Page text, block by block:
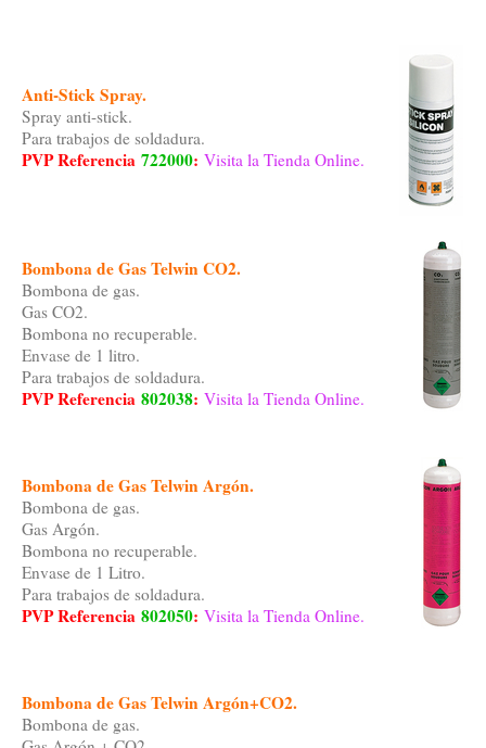
Anti-Stick Spray.
Spray anti-stick.
Para trabajos de soldadura.
PVP Referencia 722000: Visita la Tienda Online.
Bombona de Gas Telwin CO2.
Bombona de gas.
Gas CO2.
Bombona no recuperable.
Envase de 1 litro.
Para trabajos de soldadura.
PVP Referencia 802038: Visita la Tienda Online.
Bombona de Gas Telwin Argón.
Bombona de gas.
Gas Argón.
Bombona no recuperable.
Envase de 1 Litro.
Para trabajos de soldadura.
PVP Referencia 802050: Visita la Tienda Online.
Bombona de Gas Telwin Argón+CO2.
Bombona de gas.